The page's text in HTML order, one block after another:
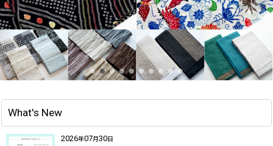
What's New
2026年07月30日